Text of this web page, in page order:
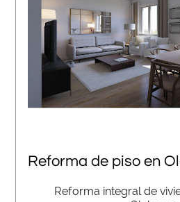
Reforma de piso en
Reforma integral de